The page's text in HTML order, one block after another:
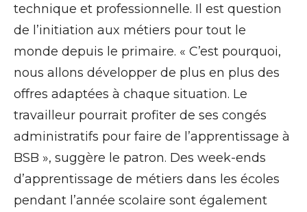
technique et professionnelle. Il est question
de l’initiation aux métiers pour tout le
monde depuis le primaire. « C’est pourquoi,
nous allons développer de plus en plus des
offres adaptées à chaque situation. Le
travailleur pourrait profiter de ses congés
administratifs pour faire de l’apprentissage à
BSB », suggère le patron. Des week-ends
d’apprentissage de métiers dans les écoles
pendant l’année scolaire sont également